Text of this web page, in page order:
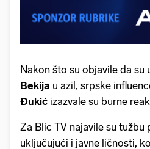
Nakon što su objavile da su
Bekija u azil, srpske
Đukić izazvale su burne
Za Blic TV najavile su tužbu
uključujući i javne ličnosti,